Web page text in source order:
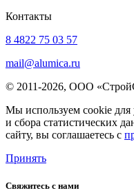
Контакты
8 4822 75 03 57
mail@alumica.ru
© 2011-2026, ООО
Мы используем cookie для
и сбора статистических
сайту, вы соглашаетесь с
Принять
Свяжитесь с нами